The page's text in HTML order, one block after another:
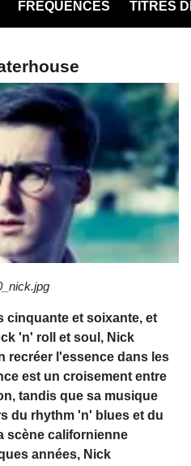
FRÉQUENCES TITRES
cinquante et soixante, et
'n' roll et soul, Nick
recréer l'essence dans les
est un croisement entre
tandis que sa musique
du rhythm 'n' blues et du
scène californienne
années, Nick